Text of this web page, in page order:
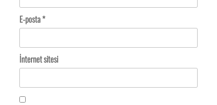
E-posta*
İnternet sitesi